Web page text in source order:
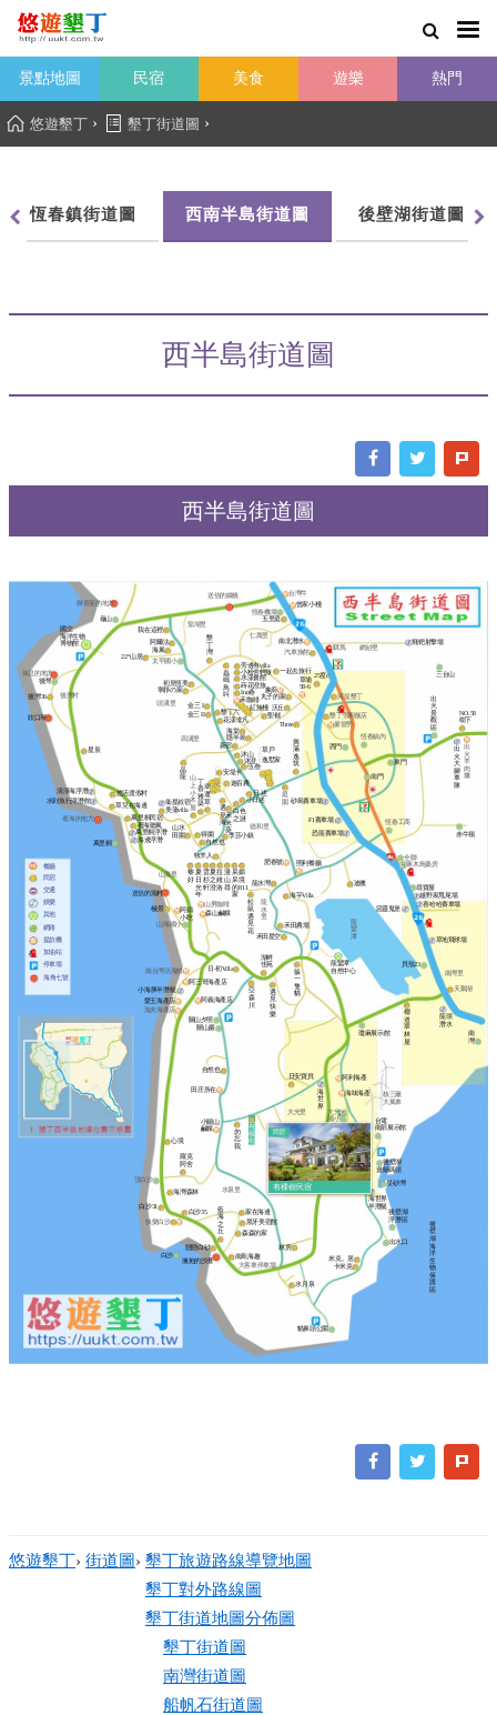
景點地圖 民宿 美食 遊樂 熱門
悠遊墾丁 › 墾丁街道圖 ›
恆春鎮街道圖 西南半島街道圖 後壁湖街道圖
西半島街道圖
西半島街道圖
民宿
有棵樹民宿
台灣牛
送信的鐵橋
五里庭
南北潛水 飛靶射擊場
驛馬 網紗里
三台山
汽車旅館
河堤墾丁
墾丁假期飯店
隱半島
墾丁六
寧靜の家
太平國小
茄湖里
晶
龍
四溝里
曾家小棧
辦喜宴的地方
龜山
國立
海洋生物
博物館
休息的地方
後灣
後灣36 後灣村
吹口琴
星辰 西門
恆春鎮內
東門
南門
出
火
景
觀
區
NO.58
樹下
出
火
大
腳
車
隊
出
火
羊
肉
爐
砂島賽車場
F1賽車場
興
滿
逸
筑
德和里
丁
香
雅
築
李莎小鎮
照利餐廳
恆春工商
赤牛嶺
全聯
啄木鳥藥房
海芋Villa
水到魚行浮潛館
看海的地方
萬里桐
悠活渡假村
萬里桐民宿
萬里桐浮潛
海邊浮潛
牧羊人
山海里
送信的漁村
山海國小
小海豚半潛艇
愛玉海產店 阿義海產店
關山夕照
關山巖
田庄所在
尋寶屋
越野家甩尾場
喜哈哈賽車場
惡靈鬼堡
草地飛球場
南灣里
貝殼23
天鵝湖
椰
道
翠
林
屋
龍璟
潛水
龍鑾潭
自然中心
瓊麻展示館
阿利海產
大光
國小
富美餐廳
海
世
界
大光里
日安寶貝
有
棵
樹
小關山
鹹粿
黑皮家族
海味海產
羅克
阿舍
頂白沙
海灣森林 水泉里
核三廠
大風車
台電
南部展示館
後壁湖
遊艇碼頭
星砂灣
海世界
半潛艇
出水口
後壁湖
浮潛區
後
壁
湖
海
洋
生
物
保
護
區
卡米克
貓鼻頭公園
白沙31
快樂白沙
戀戀白砂
白沙
擁抱的沙灘
森森的家
南
灣
龍
鑾
潭
餐廳
民宿
交通
娛樂
其他
網路
提款機
加油站
停車場
海角七號
墾
丁
灣
清淨海浮潛
初見恆美
美蒲villa
象廚
林房
米克。居
山水
田園
一起去旅行
草兒在海邊
藍
海
之
丘
阿三哥海產店
龍水灣
極景
聖都
Inn巷
幸
運
草
白沙35
22°山居
勿
忘
我
阿爾法
草埔
58-6
迪噢
心境
遇
見
快
樂
草戶
禾咖啡
肥春號
亞
森
川
水月泉
黑牙美宿館
蒔花澄旅
逸墅家
日‧述
家在海邊
迦百農
安堤卡
海棠
媚
境
811
森山鹹粿
山男咖啡
拉
維
洛
呆
呆
的
家
漫
山
尋
夏
之
澄
雲
杉
軒
南台灣活海鮮
漁夫海產店
花漾非凡
夏
日
光
年
躲
一
隻
貓
丸子的家
阿娟
小吃
得園
禾田農場
禾田星空
日‧初Villa
遇
見
海
Three 麥當勞
小日述
白色
之謎
看海聽風
湖畔
佳苑
水漾會館
蟲
鳴
鳥
叫
黎
好
恐龍賽車場
龍
水
里
自然也
禾
米
葵
新宿
山
上
小
木
屋
庭
園
南島海趣
自然也
紅旅棧
金三 I
金三 II
恆春機場
仁壽里
頭溝里
海風
松
鼠
遇
見
花
小粉舍輕旅
伍叁
衞星叔宿
沃丘
25度c
大客車停車場
沐澄
我在這裡
沐山
旁邊有villa
悠遊墾丁› 街道圖› 墾丁旅遊路線導覽地圖
墾丁對外路線圖
墾丁街道地圖分佈圖
墾丁街道圖
南灣街道圖
船帆石街道圖